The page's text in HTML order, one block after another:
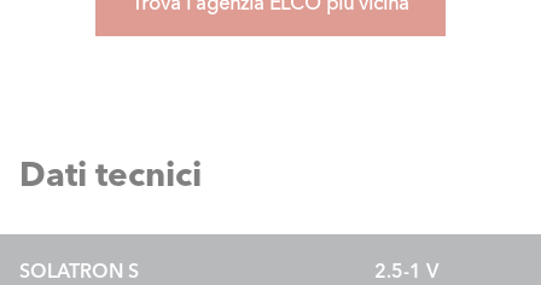
Dati tecnici
SOLATRON S 2.5-1 V